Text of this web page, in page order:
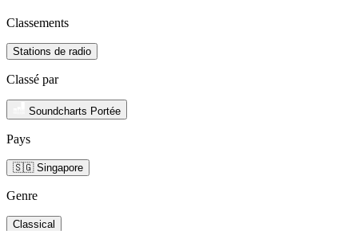
Classements
Stations de radio
Classé par
Soundcharts Portée
Pays
🇸🇬 Singapore
Genre
Classical